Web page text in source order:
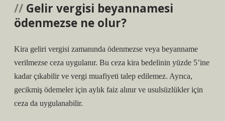
Gelir vergisi beyannamesi
ödenmezse ne olur?
Kira geliri vergisi zamanında ödenmezse veya beyanname
verilmezse ceza uygulanır. Bu ceza kira bedelinin yüzde 5’ine
kadar çıkabilir ve vergi muafiyeti talep edilemez. Ayrıca,
gecikmiş ödemeler için aylık faiz alınır ve usulsüzlükler için
ceza da uygulanabilir.